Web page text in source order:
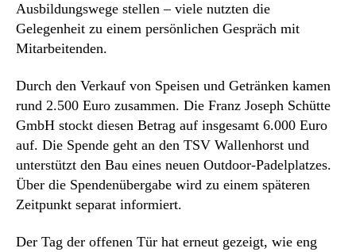
Ausbildungswege stellen – viele nutzten die
Gelegenheit zu einem persönlichen Gespräch mit
Mitarbeitenden.
Durch den Verkauf von Speisen und Getränken kamen
rund 2.500 Euro zusammen. Die Franz Joseph Schütte
GmbH stockt diesen Betrag auf insgesamt 6.000 Euro
auf. Die Spende geht an den TSV Wallenhorst und
unterstützt den Bau eines neuen Outdoor-Padelplatzes.
Über die Spendenübergabe wird zu einem späteren
Zeitpunkt separat informiert.
Der Tag der offenen Tür hat erneut gezeigt, wie eng